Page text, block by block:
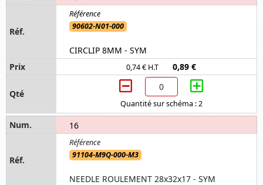
90602-N01-000
CIRCLIP 8MM - SYM
0,74 € H.T 0,89 €
Quantité sur schéma : 2
16
91104-M9Q-000-M3
NEEDLE ROULEMENT 28x32x17 - SYM